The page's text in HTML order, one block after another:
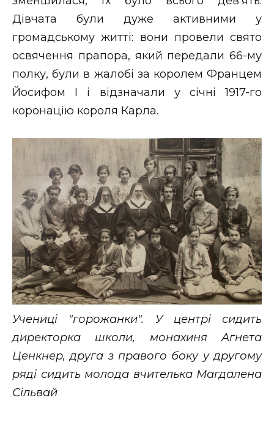
Дівчата були дуже активними у
громадському житті: вони провели свято
освячення прапора, який передали 66-му
полку, були в жалобі за королем Францем
Йосифом І і відзначали у січні 1917-го
коронацію короля Карла.
Учениці "горожанки". У центрі сидить
директорка школи, монахиня Агнета
Ценкнер, друга з правого боку у другому
ряді сидить молода вчителька Магдалена
Сільвай